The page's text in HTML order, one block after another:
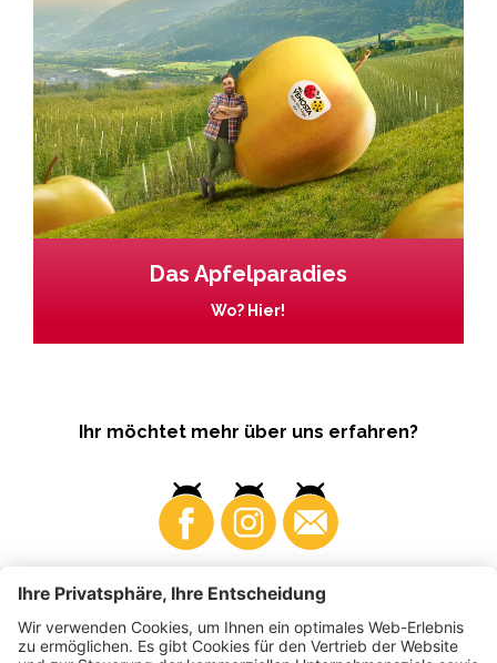
Das Apfelparadies
Wo? Hier!
Ihr möchtet mehr über uns erfahren?
Business Produzenten